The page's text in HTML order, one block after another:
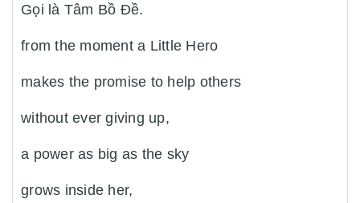
Gọi là Tâm Bồ Đề.
from the moment a Little Hero
makes the promise to help others
without ever giving up,
a power as big as the sky
grows inside her,